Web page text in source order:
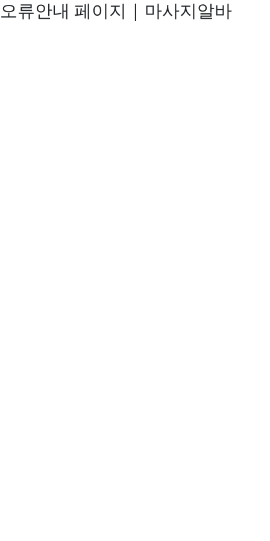
오류안내 페이지 | 마사지알바